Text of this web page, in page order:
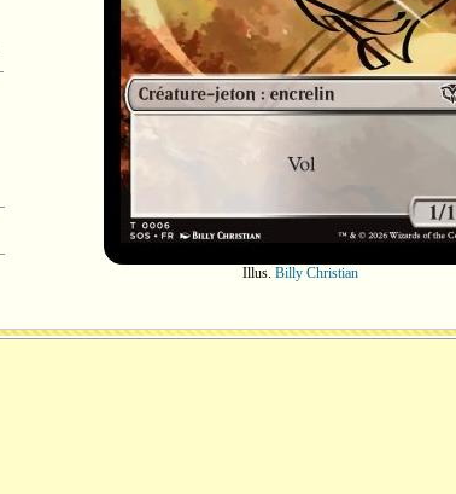
Illus. Billy Christian